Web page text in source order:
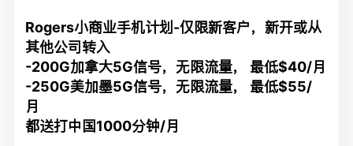
Rogers小商业手机计划-仅限新客户，新开或从
其他公司转入
-200G加拿大5G信号，无限流量， 最低$40/月
-250G美加墨5G信号，无限流量， 最低$55/
月
都送打中国1000分钟/月